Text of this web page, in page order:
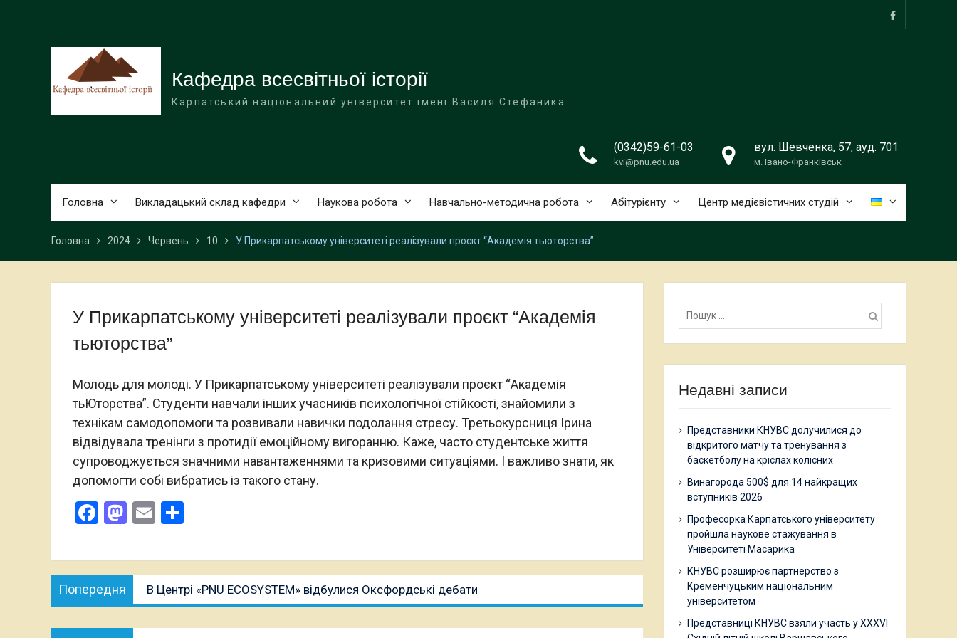
facebook
Кафедра всесвітньої історії
Карпатський національний університет імені Василя Стефаника
(0342)59-61-03
kvi@pnu.edu.ua
вул. Шевченка, 57, ауд. 701
м. Івано-Франківськ
Головна Викладацький склад кафедри Наукова робота Навчально-методична робота Абітурієнту Центр медієвістичних студій
Головна 2024 Червень 10 У Прикарпатському університеті реалізували проєкт “Академія тьюторства”
У Прикарпатському університеті реалізували проєкт “Академія
тьюторства”
Молодь для молоді. У Прикарпатському університеті реалізували проєкт “Академія
тьЮторства”. Студенти навчали інших учасників психологічної стійкості, знайомили з
технікам самодопомоги та розвивали навички подолання стресу. Третьокурсниця Ірина
відвідувала тренінги з протидії емоційному вигоранню. Каже, часто студентське життя
супроводжується значними навантаженнями та кризовими ситуаціями. І важливо знати, як
допомогти собі вибратись із такого стану.
Facebook
Mastodon
Email
Навігація
записів
Попередня
публікація:
В Центрі «PNU ECOSYSTEM» відбулися Оксфордські дебати
Пошук:
Недавні записи
Представники КНУВС долучилися до
відкритого матчу та тренування з
баскетболу на кріслах колісних
Винагорода 500$ для 14 найкращих
вступників 2026
Професорка Карпатського університету
пройшла наукове стажування в
Університеті Масарика
КНУВС розширює партнерство з
Кременчуцьким національним
університетом
Представниці КНУВС взяли участь у XXXVI